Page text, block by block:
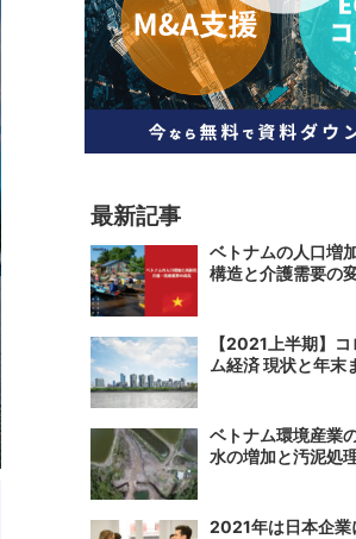
ベトナム人材
特定技能
高度人材・エンジニア
ベト
最新記事
ベトナムの人口増
構造と介護需要の
【2021上半期】
ム経済 現状と年末
ベトナム環境産業
水の増加と汚泥処
2021年は日本企業